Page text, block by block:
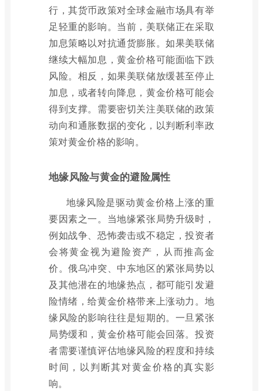
行，其货币政策对全球金融市场具有举
足轻重的影响。当前，美联储正在采取
加息策略以对抗通货膨胀。如果美联储
继续大幅加息，黄金价格可能面临下跌
风险。相反，如果美联储放缓甚至停止
加息，或者转向降息，黄金价格可能会
得到支撑。需要密切关注美联储的政策
动向和通胀数据的变化，以判断利率政
策对黄金价格的影响。
地缘风险与黄金的避险属性
地缘风险是驱动黄金价格上涨的重
要因素之一。当地缘紧张局势升级时，
例如战争、恐怖袭击或不稳定，投资者
会将黄金视为避险资产，从而推高金
价。俄乌冲突、中东地区的紧张局势以
及其他潜在的地缘热点，都可能引发避
险情绪，给黄金价格带来上涨动力。地
缘风险的影响往往是短期的。一旦紧张
局势缓和，黄金价格可能会回落。投资
者需要谨慎评估地缘风险的程度和持续
时间，以判断其对黄金价格的真实影
响。